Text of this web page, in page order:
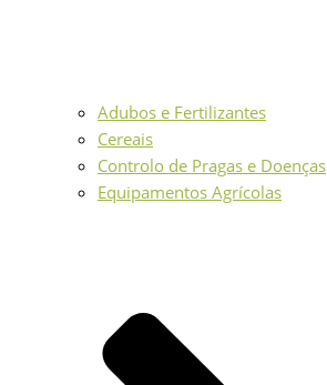
Adubos e Fertilizantes
Cereais
Controlo de Pragas e Doenças
Equipamentos Agrícolas